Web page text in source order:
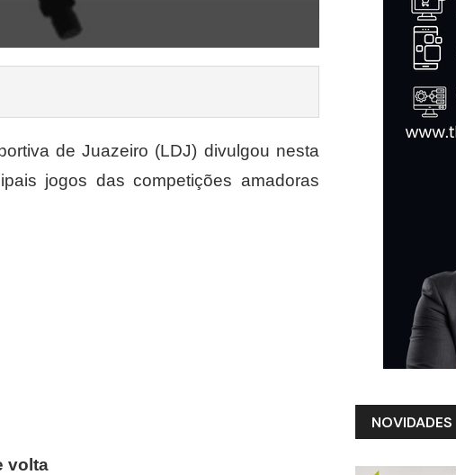
de Juazeiro (LDJ) divulgou nesta
jogos das competições amadoras
volta
NOVIDADES